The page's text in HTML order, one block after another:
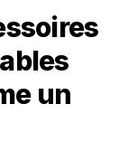
un